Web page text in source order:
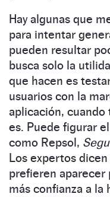
Hay algunas que
para intentar
pueden resultar
busca solo la
que hacen es
usuarios con la
aplicación, cuando
es. Puede figurar
como Repsol,
Los expertos
prefieren aparecer
más confianza a la